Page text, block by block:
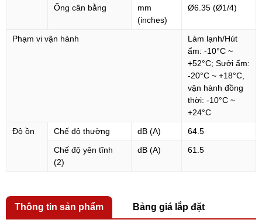
Ống cân bằng
mm
(inches)
Ø6.35 (Ø1/4)
Phạm vi vận hành
Làm lạnh/Hút
ẩm: -10°C ~
+52°C; Sưởi ấm:
-20°C ~ +18°C,
vận hành đồng
thời: -10°C ~
+24°C
Độ ồn
Chế độ thường dB (A)
64.5
Chế độ yên tĩnh
(2)
dB (A) 61.5
Thông tin sản phẩm Bảng giá lắp đặt